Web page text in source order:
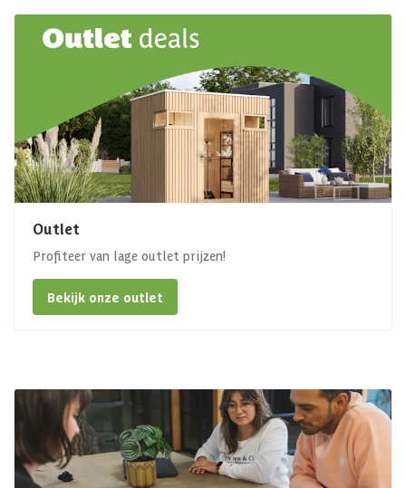
Outlet
Profiteer van lage outlet prijzen!
Bekijk onze outlet